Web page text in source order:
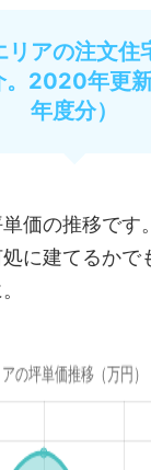
リアの注文住
。2020年更
年度分）
価の推移です
に建てるかで